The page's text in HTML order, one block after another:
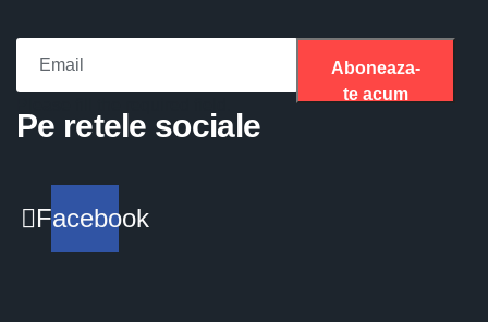
Aboneaza-
te acum
Pe retele sociale
Facebook